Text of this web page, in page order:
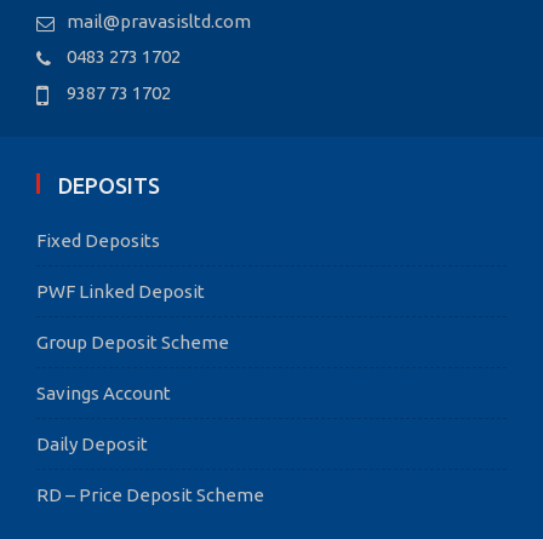
mail@pravasisltd.com
0483 273 1702
9387 73 1702
DEPOSITS
Fixed Deposits
PWF Linked Deposit
Group Deposit Scheme
Savings Account
Daily Deposit
RD – Price Deposit Scheme